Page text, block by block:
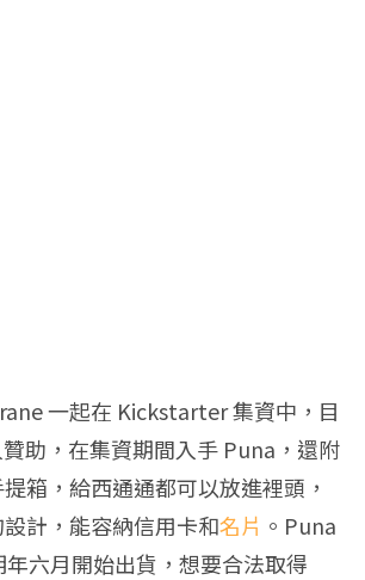
一起在 Kickstarter 集資中，目
助，在集資期間入手 Puna，還附
箱，給西通通都可以放進裡頭，
計，能容納信用卡和名片 。Puna
年六月開始出貨，想要合法取得